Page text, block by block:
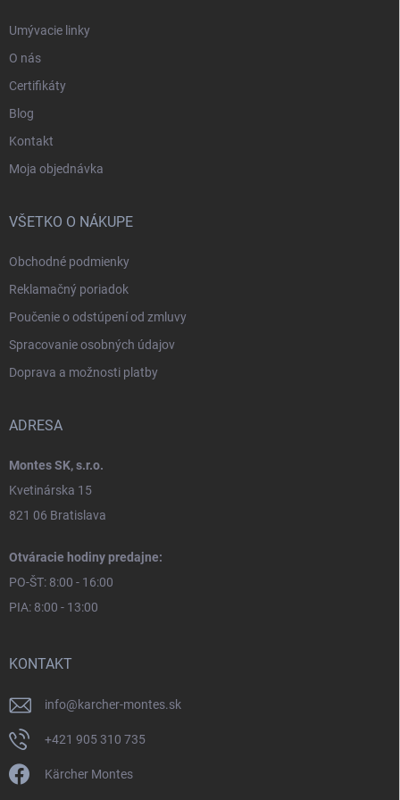
Umývacie linky
O nás
Certifikáty
Blog
Kontakt
Moja objednávka
VŠETKO O NÁKUPE
Obchodné podmienky
Reklamačný poriadok
Poučenie o odstúpení od zmluvy
Spracovanie osobných údajov
Doprava a možnosti platby
ADRESA
Montes SK, s.r.o.
Kvetinárska 15
821 06 Bratislava
Otváracie hodiny predajne:
PO-ŠT: 8:00 - 16:00
PIA: 8:00 - 13:00
KONTAKT
info@karcher-montes.sk
+421 905 310 735
Kärcher Montes